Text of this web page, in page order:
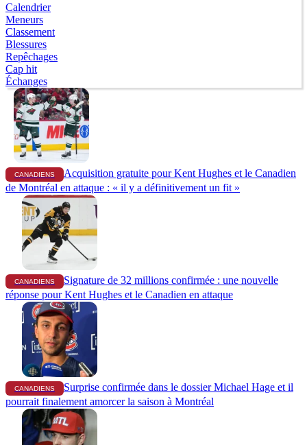
Calendrier
Meneurs
Classement
Blessures
Repêchages
Cap hit
Échanges
CANADIENS
Acquisition gratuite pour Kent Hughes et le Canadien
de Montréal en attaque : « il y a définitivement un fit »
CANADIENS
Signature de 32 millions confirmée : une nouvelle
réponse pour Kent Hughes et le Canadien en attaque
CANADIENS
Surprise confirmée dans le dossier Michael Hage et il
pourrait finalement amorcer la saison à Montréal